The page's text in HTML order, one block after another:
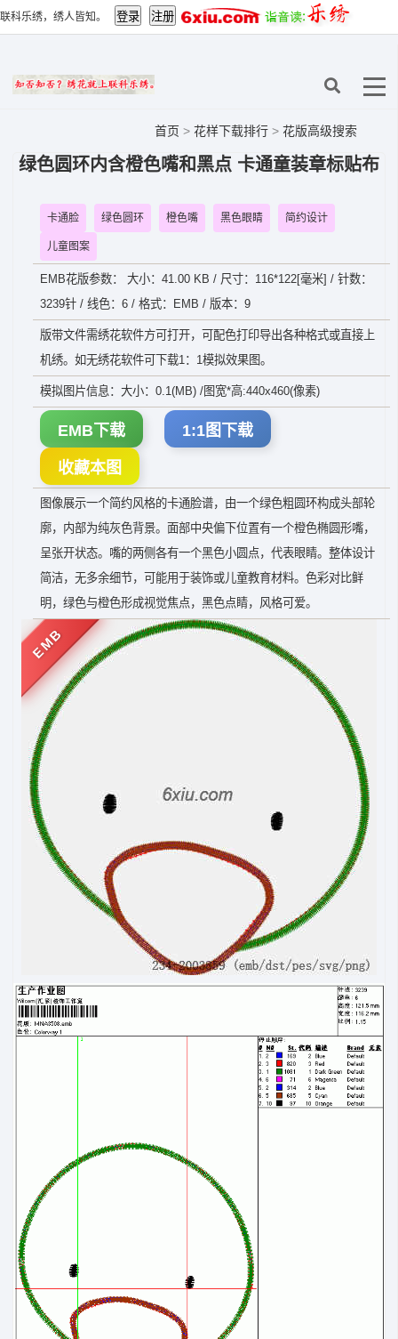
联科乐绣，绣人皆知。
首页 > 花样下载排行 > 花版高级搜索
绿色圆环内含橙色嘴和黑点 卡通童装章标贴布
卡通脸 绿色圆环 橙色嘴 黑色眼睛 简约设计
儿童图案
EMB花版参数： 大小：41.00 KB / 尺寸：116*122[毫米] / 针数：
3239针 / 线色：6 / 格式：EMB / 版本：9
版带文件需绣花软件方可打开，可配色打印导出各种格式或直接上
机绣。如无绣花软件可下载1：1模拟效果图。
模拟图片信息：大小：0.1(MB) /图宽*高:440x460(像素)
EMB下载 1:1图下载
收藏本图
图像展示一个简约风格的卡通脸谱，由一个绿色粗圆环构成头部轮
廓，内部为纯灰色背景。面部中央偏下位置有一个橙色椭圆形嘴，
呈张开状态。嘴的两侧各有一个黑色小圆点，代表眼睛。整体设计
简洁，无多余细节，可能用于装饰或儿童教育材料。色彩对比鲜
明，绿色与橙色形成视觉焦点，黑色点睛，风格可爱。
EMB